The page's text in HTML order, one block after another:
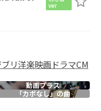
ver
リ洋楽映画ドラマCM
動画プラス
「カポなし」の曲